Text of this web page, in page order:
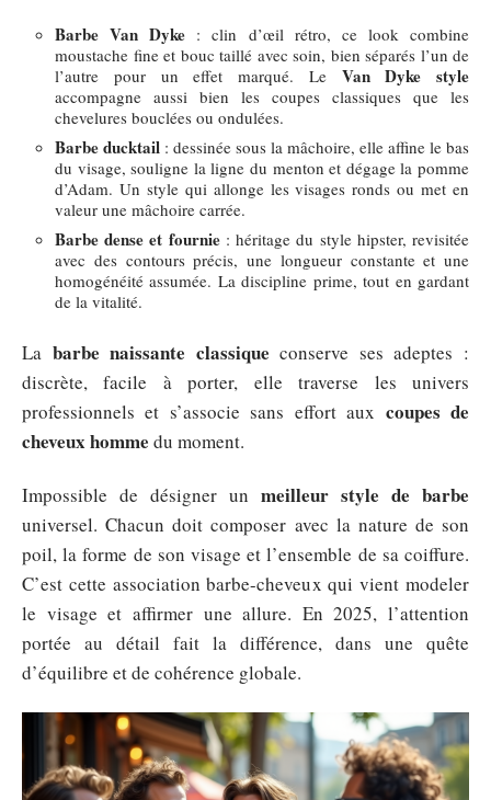
Barbe Van Dyke : clin d’œil rétro, ce look combine
moustache fine et bouc taillé avec soin, bien séparés l’un de
l’autre pour un effet marqué. Le Van Dyke style
accompagne aussi bien les coupes classiques que les
chevelures bouclées ou ondulées.
Barbe ducktail : dessinée sous la mâchoire, elle affine le bas
du visage, souligne la ligne du menton et dégage la pomme
d’Adam. Un style qui allonge les visages ronds ou met en
valeur une mâchoire carrée.
Barbe dense et fournie: héritage du style hipster, revisitée
avec des contours précis, une longueur constante et une
homogénéité assumée. La discipline prime, tout en gardant
de la vitalité.
La barbe naissante classique conserve ses adeptes :
discrète, facile à porter, elle traverse les univers
professionnels et s’associe sans effort aux coupes de
cheveux homme du moment.
Impossible de désigner un meilleur style de barbe
universel. Chacun doit composer avec la nature de son
poil, la forme de son visage et l’ensemble de sa coiffure.
C’est cette association barbe-cheveux qui vient modeler
le visage et affirmer une allure. En 2025, l’attention
portée au détail fait la différence, dans une quête
d’équilibre et de cohérence globale.